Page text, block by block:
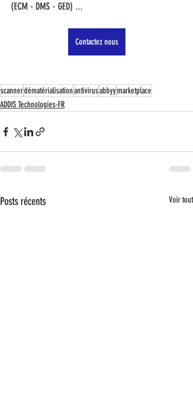
(ECM - DMS - GED) ...
Contactez nous
scannerdématérialisationantivirusabbyymarketplace
ADDIS Technologies-FR
Posts récents Voir tout